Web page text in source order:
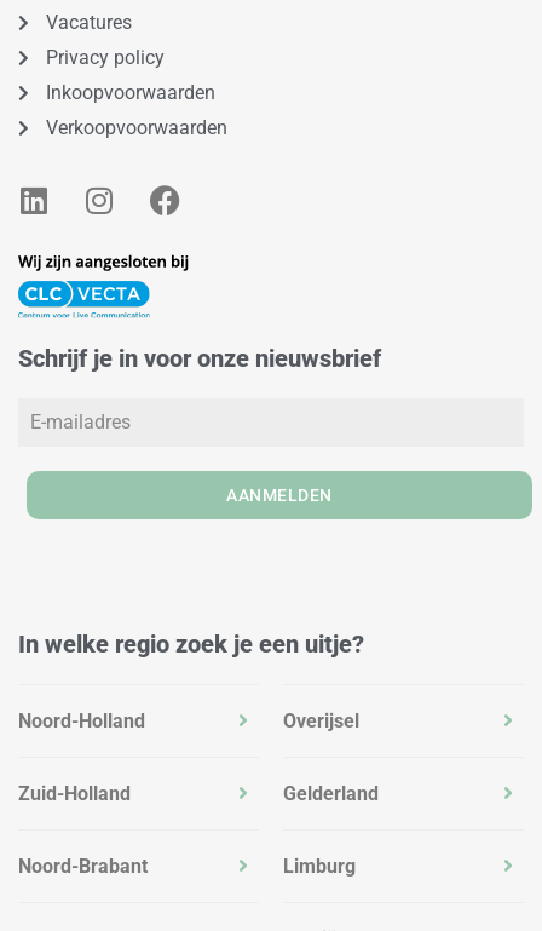
Vacatures
Privacy policy
Inkoopvoorwaarden
Verkoopvoorwaarden
L
i
k
e
i
I
n
t
a
r
m
F
a
e
o
Schrijf je in voor onze nieuwsbrief
AANMELDEN
In welke regio zoek je een uitje?
Noord-Holland
Zuid-Holland
Noord-Brabant
Overijsel
Gelderland
Limburg